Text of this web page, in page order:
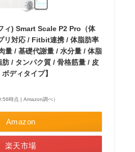
ィ) Smart Scale P2 Pro（体
リ対応 / Fitbit連携 / 体脂肪率
量 / 基礎代謝量 / 水分量 / 体脂
/ タンパク質 / 骨格筋量 / 皮
ディタイプ】
時点 | Amazon調べ）
Amazon
楽天市場